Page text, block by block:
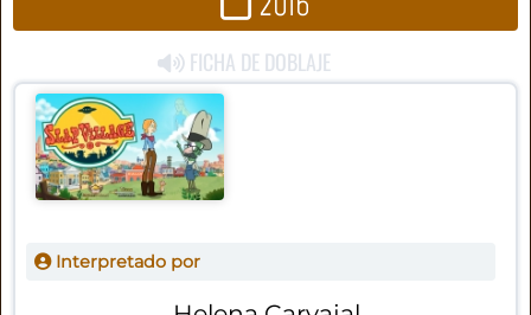
FICHA DE DOBLAJE
Interpretado por